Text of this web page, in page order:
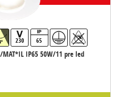
230 65
MAT*IL IP65 50W/11 pre led